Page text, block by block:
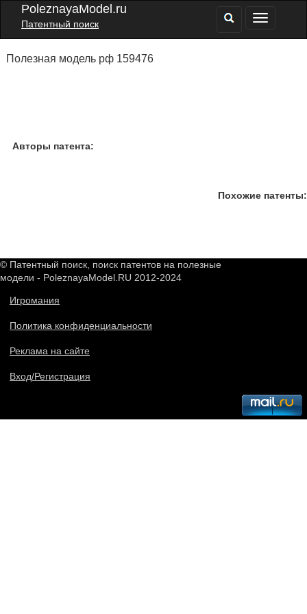
PoleznayaModel.ru
Патентный поиск
Полезная модель рф 159476
Авторы патента:
Похожие патенты:
© Патентный поиск, поиск патентов на полезные
модели - PoleznayaModel.RU 2012-2024
Игромания
Политика конфиденциальности
Реклама на сайте
Вход/Регистрация